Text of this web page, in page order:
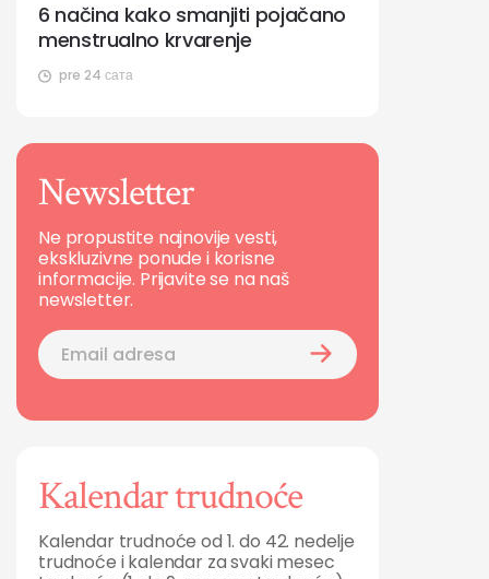
pre 24 сата
6 načina kako smanjiti pojačano
menstrualno krvarenje
Newsletter
Ne propustite najnovije vesti,
ekskluzivne ponude i korisne
informacije. Prijavite se na naš
newsletter.
Kalendar trudnoće
Kalendar trudnoće od 1. do 42. nedelje
trudnoće i kalendar za svaki mesec